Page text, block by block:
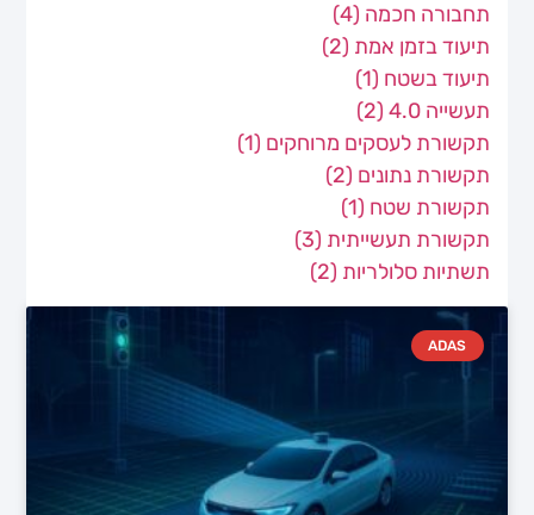
ADAS
תחבורה חכמה (4)
תיעוד בזמן אמת (2)
תיעוד בשטח (1)
תעשייה 4.0
(2)
תקשורת לעסקים מרוחקים (1)
תקשורת נתונים (2)
תקשורת שטח (1)
תקשורת תעשייתית (3)
תשתיות סלולריות (2)